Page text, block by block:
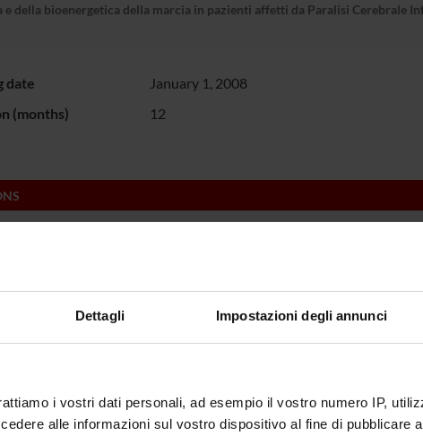
Dettagli Impostazioni degli annunci
i vostri dati personali, ad esempio il vostro numero IP,
alle informazioni sul vostro dispositivo al fine di pubblicare
della bioenergetica della marcia in pazienti affetti da Paralisi Cerebrale
date
January 1, 2008
(months)
12
Sciences Section